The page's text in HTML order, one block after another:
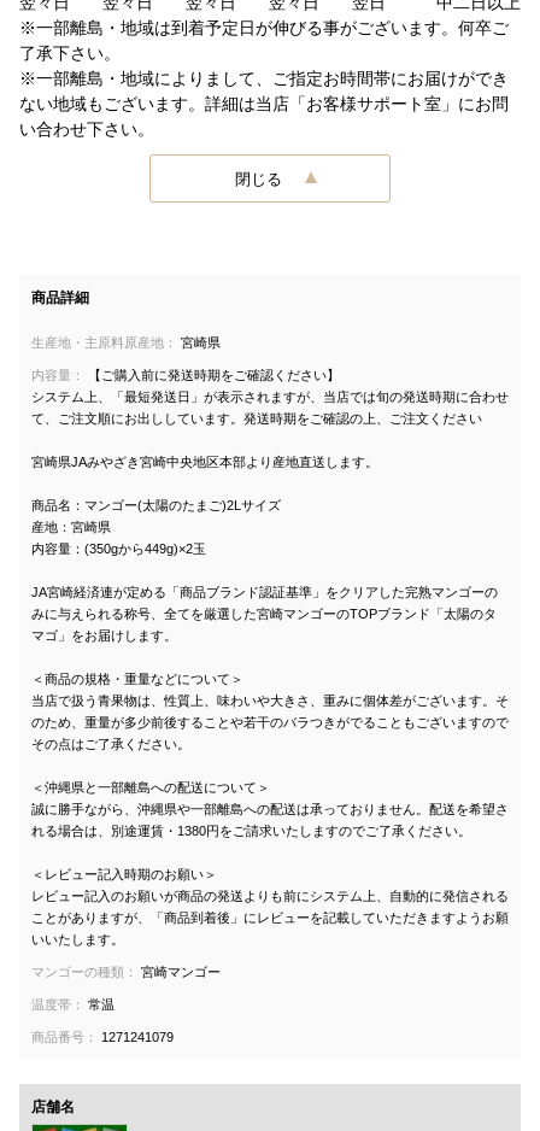
※一部離島・地域は到着予定日が伸びる事がございます。何卒ご
了承下さい。
※一部離島・地域によりまして、ご指定お時間帯にお届けができ
ない地域もございます。詳細は当店「お客様サポート室」にお問
い合わせ下さい。
閉じる
商品詳細
生産地・主原料原産地： 宮崎県
内容量：
【ご購入前に発送時期をご確認ください】
システム上、「最短発送日」が表示されますが、当店では旬の発送時期に合わせ
て、ご注文順にお出ししています。発送時期をご確認の上、ご注文ください
宮崎県JAみやざき宮崎中央地区本部より産地直送します。
商品名：マンゴー(太陽のたまご)2Lサイズ
産地：宮崎県
内容量：(350gから449g)×2玉
JA宮崎経済連が定める「商品ブランド認証基準」をクリアした完熟マンゴーの
みに与えられる称号、全てを厳選した宮崎マンゴーのTOPブランド「太陽のタ
マゴ」をお届けします。
＜商品の規格・重量などについて＞
当店で扱う青果物は、性質上、味わいや大きさ、重みに個体差がございます。そ
のため、重量が多少前後することや若干のバラつきがでることもございますので
その点はご了承ください。
＜沖縄県と一部離島への配送について＞
誠に勝手ながら、沖縄県や一部離島への配送は承っておりません。配送を希望さ
れる場合は、別途運賃・1380円をご請求いたしますのでご了承ください。
＜レビュー記入時期のお願い＞
レビュー記入のお願いが商品の発送よりも前にシステム上、自動的に発信される
ことがありますが、「商品到着後」にレビューを記載していただきますようお願
いいたします。
マンゴーの種類： 宮崎マンゴー
温度帯： 常温
商品番号： 1271241079
店舗名